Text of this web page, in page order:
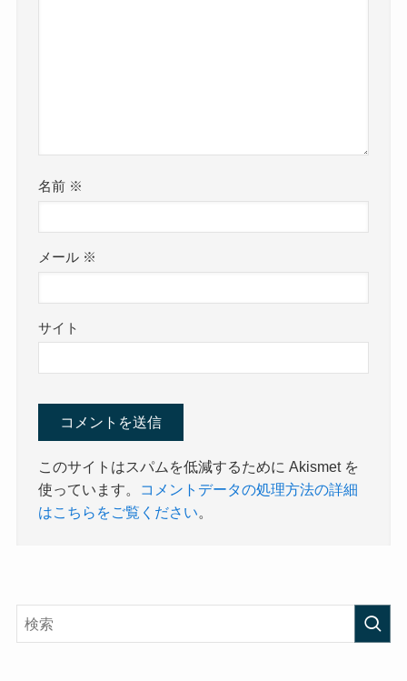
名前 ※
メール ※
サイト
このサイトはスパムを低減するために Akismet を
使っています。
コメントデータの処理方法の詳細
はこちらをご覧ください。